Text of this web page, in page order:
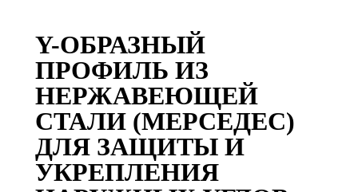
Y-ОБРАЗНЫЙ
ПРОФИЛЬ ИЗ
НЕРЖАВЕЮЩЕЙ
СТАЛИ (МЕРСЕДЕС)
ДЛЯ ЗАЩИТЫ И
УКРЕПЛЕНИЯ